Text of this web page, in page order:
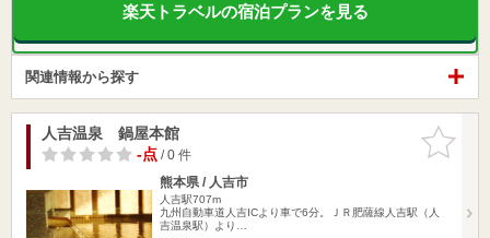
楽天トラベルの宿泊プランを見る
関連情報から探す
お気に入
りに追加
人吉温泉 鍋屋本館
-点/ 0 件
熊本県 / 人吉市
人吉駅707m
九州自動車道人吉ICより車で6分。ＪＲ肥薩線人吉駅（人
吉温泉駅）より…